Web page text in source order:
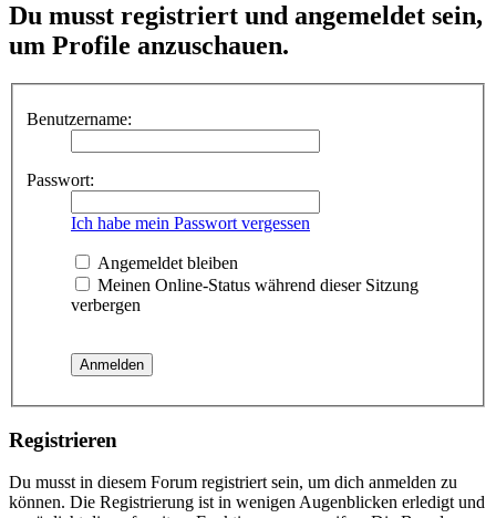
Du musst registriert und angemeldet sein,
um Profile anzuschauen.
Benutzername:
Passwort:
Ich habe mein Passwort vergessen
Angemeldet bleiben
Meinen Online-Status während dieser Sitzung
verbergen
Registrieren
Du musst in diesem Forum registriert sein, um dich anmelden zu
können. Die Registrierung ist in wenigen Augenblicken erledigt und